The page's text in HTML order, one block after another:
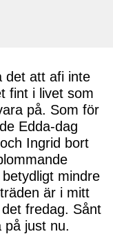
det att afi inte
fint i livet som
på. Som för
Edda-dag
Ingrid bort
mindre
är i mitt
fredag. Sånt
på just nu.